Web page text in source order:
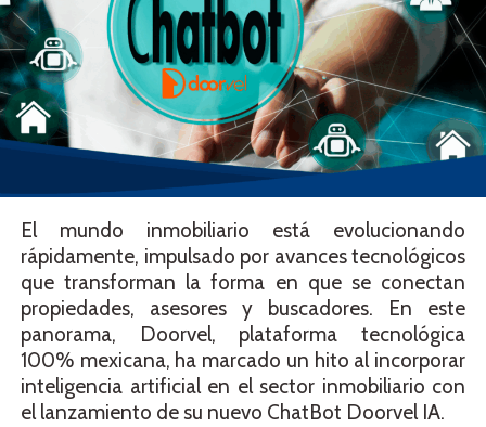
El mundo inmobiliario está evolucionando
rápidamente, impulsado por avances tecnológicos
que transforman la forma en que se conectan
propiedades, asesores y buscadores. En este
panorama, Doorvel, plataforma tecnológica
100% mexicana, ha marcado un hito al incorporar
inteligencia artificial en el sector inmobiliario con
el lanzamiento de su nuevo ChatBot Doorvel IA.